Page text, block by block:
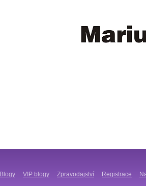
Blogy VIP blogy Zpravodajství Registrace